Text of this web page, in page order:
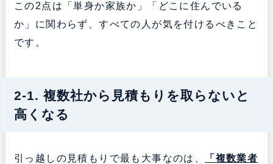
この2点は「単身か家族か」「どこに住んでいる
か」に関わらず、すべての人が気を付けるべきこと
です。
2-1. 複数社から見積もりを取らないと
高くなる
引っ越しの見積もりで最も大事なのは、
「複数業者